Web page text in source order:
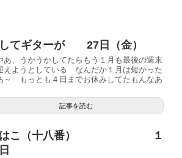
てギターが 27日（金）
あ、うかうかしてたらもう１月も最後の週末
えようとしている なんだか１月は短かった
～ もっとも４日までお休みしてたもんなあ
記事を読む
はこ（十八番） １